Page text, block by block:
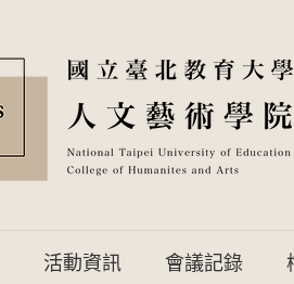
活動資訊 會議記錄